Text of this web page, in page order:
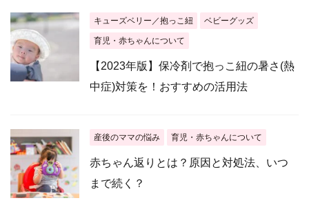
キューズベリー／抱っこ紐 ベビーグッズ
育児・赤ちゃんについて
【2023年版】保冷剤で抱っこ紐の暑さ(熱
中症)対策を！おすすめの活用法
産後のママの悩み 育児・赤ちゃんについて
赤ちゃん返りとは？原因と対処法、いつ
まで続く？